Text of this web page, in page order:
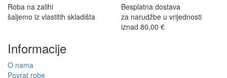
Roba na zalihi
šaljemo iz vlastitih skladišta
Besplatna dostava
za narudžbe u vrijednosti
iznad 80,00 €
Informacije
O nama
Povrat robe